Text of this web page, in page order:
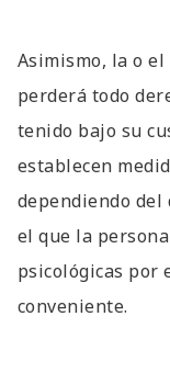
Asimismo, la o
perderá todo
tenido bajo su
establecen
dependiendo
el que la
psicológicas por
conveniente.